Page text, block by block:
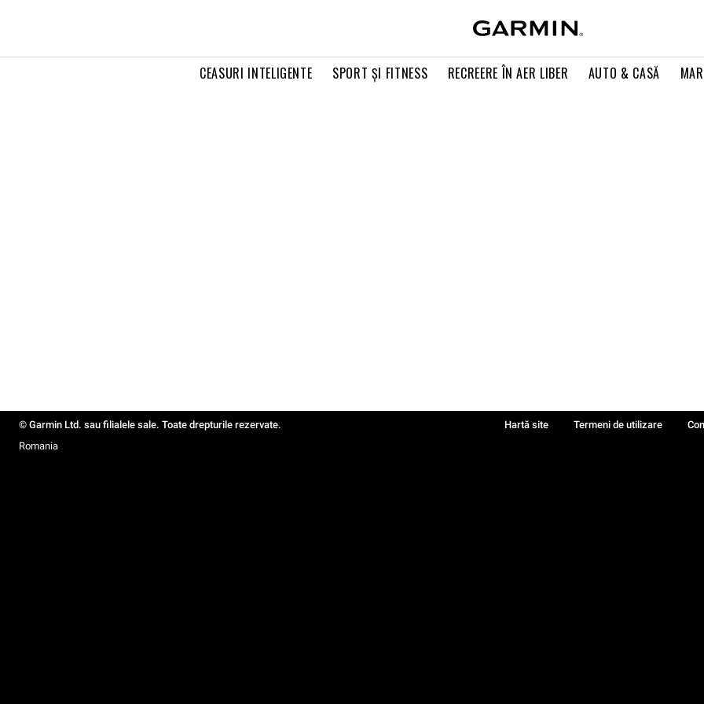
CEASURI INTELIGENTE SPORT ŞI FITNESS RECREERE ÎN AER LIBER AUTO & CASĂ
© Garmin Ltd. sau filialele sale. Toate drepturile rezervate. Hartă site Termeni de utilizare
Romania